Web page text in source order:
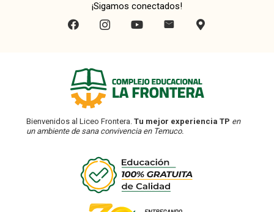
¡Sigamos conectados!
Bienvenidos al Liceo Frontera. Tu mejor experiencia TP en
un ambiente de sana convivencia en Temuco.